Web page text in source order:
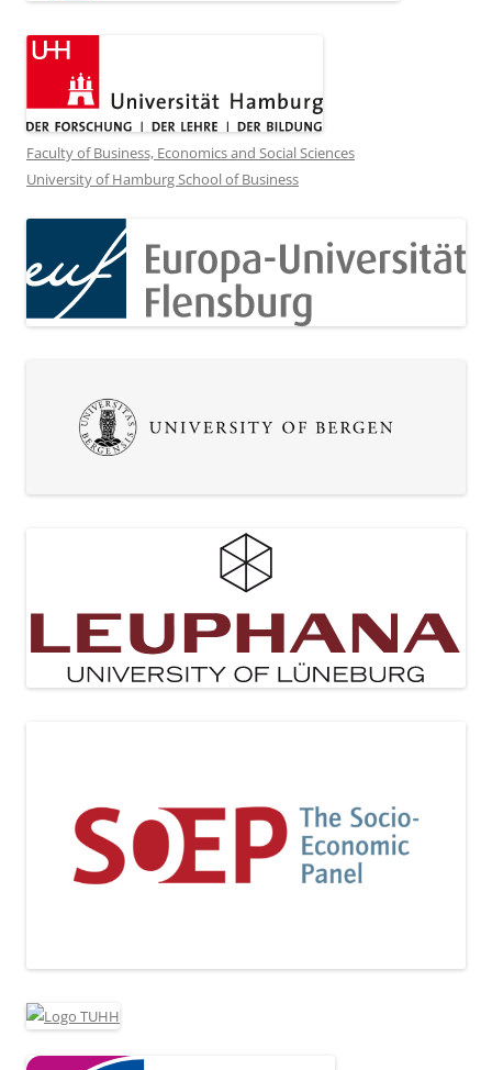
Faculty of Business, Economics and Social Sciences
University of Hamburg School of Business